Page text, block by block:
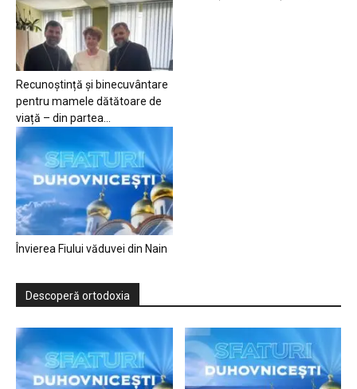
Recunoștință și binecuvântare
pentru mamele dătătoare de
viață – din partea...
Învierea Fiului văduvei din Nain
Descoperă ortodoxia